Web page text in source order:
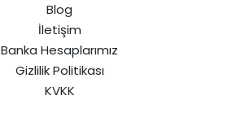
Blog
İletişim
Banka Hesaplarımız
Gizlilik Politikası
KVKK